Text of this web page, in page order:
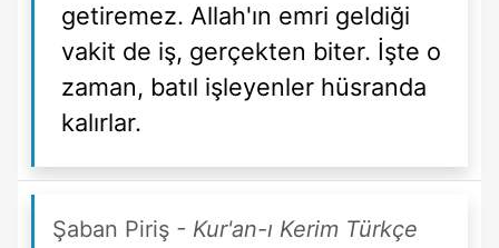
getiremez. Allah'ın emri geldiği
vakit de iş, gerçekten biter. İşte o
zaman, batıl işleyenler hüsranda
kalırlar.
Şaban Piriş - Kur'an-ı Kerim Türkçe